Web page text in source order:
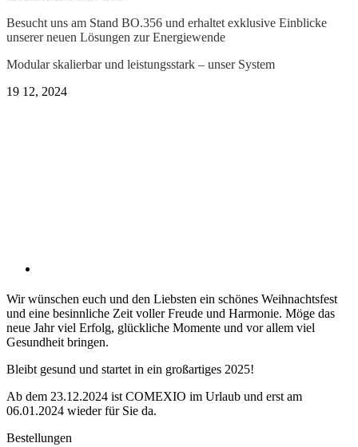
Besucht uns am Stand BO.356 und erhaltet exklusive Einblicke
unserer neuen Lösungen zur Energiewende
Modular skalierbar und leistungsstark – unser System
19 12, 2024
Wir wünschen euch und den Liebsten ein schönes Weihnachtsfest
und eine besinnliche Zeit voller Freude und Harmonie. Möge das
neue Jahr viel Erfolg, glückliche Momente und vor allem viel
Gesundheit bringen.
Bleibt gesund und startet in ein großartiges 2025!
Ab dem 23.12.2024 ist COMEXIO im Urlaub und erst am
06.01.2024 wieder für Sie da.
Bestellungen